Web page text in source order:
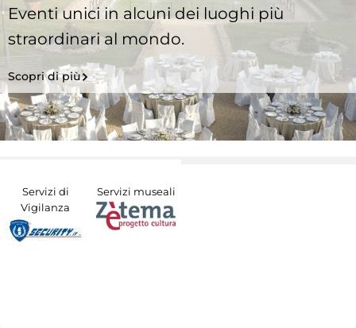
Eventi unici in alcuni dei luoghi più
straordinari al mondo.
Scopri di più
Servizi di
Vigilanza
Servizi museali